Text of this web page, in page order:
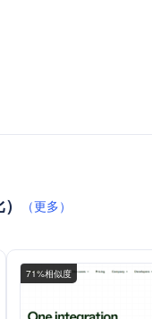
（更多）
71%相似度